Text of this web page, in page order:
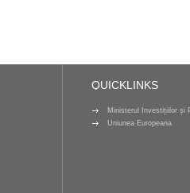
QUICKLINKS
Ministerul Investițiilor și
Uniunea Europeana